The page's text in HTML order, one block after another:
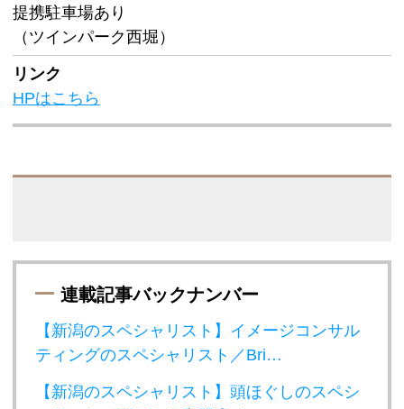
提携駐車場あり
（ツインパーク西堀）
リンク
HPはこちら
連載記事バックナンバー
【新潟のスペシャリスト】イメージコンサル
ティングのスペシャリスト／Bri…
【新潟のスペシャリスト】頭ほぐしのスペシ